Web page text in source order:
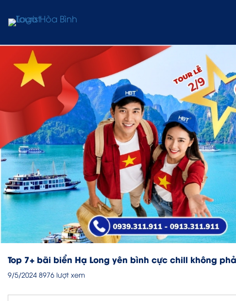
Top 7+ bãi biển Hạ Long yên bình cực chill không
9/5/2024 8976 lượt xem